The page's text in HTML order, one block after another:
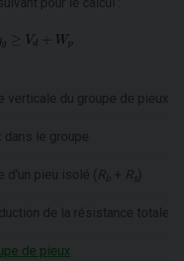
verticale du groupe de pieux
dans le groupe
d'un pieu isolé ( Rb + Rs )
de la résistance totale
de pieux